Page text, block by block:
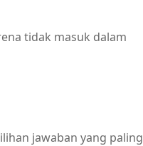
tidak masuk dalam
jawaban yang paling